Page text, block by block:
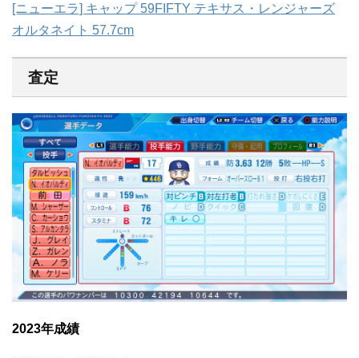
[ニューエラ] キャップ 59FIFTY テキサス・レンジャーズ
オルタネイト 57.7cm
査定
2023年成績